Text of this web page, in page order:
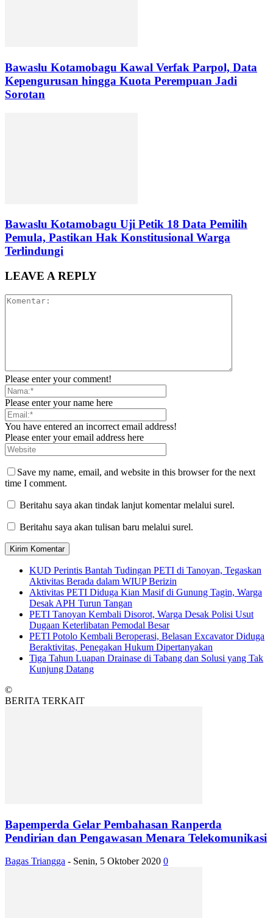
Bawaslu Kotamobagu Kawal Verfak Parpol, Data
Kepengurusan hingga Kuota Perempuan Jadi
Sorotan
Bawaslu Kotamobagu Uji Petik 18 Data Pemilih
Pemula, Pastikan Hak Konstitusional Warga
Terlindungi
LEAVE A REPLY
Please enter your comment!
Please enter your name here
You have entered an incorrect email address!
Please enter your email address here
Save my name, email, and website in this browser for the next
time I comment.
Beritahu saya akan tindak lanjut komentar melalui surel.
Beritahu saya akan tulisan baru melalui surel.
KUD Perintis Bantah Tudingan PETI di Tanoyan, Tegaskan
Aktivitas Berada dalam WIUP Berizin
Aktivitas PETI Diduga Kian Masif di Gunung Tagin, Warga
Desak APH Turun Tangan
PETI Tanoyan Kembali Disorot, Warga Desak Polisi Usut
Dugaan Keterlibatan Pemodal Besar
PETI Potolo Kembali Beroperasi, Belasan Excavator Diduga
Beraktivitas, Penegakan Hukum Dipertanyakan
Tiga Tahun Luapan Drainase di Tabang dan Solusi yang Tak
Kunjung Datang
©
BERITA TERKAIT
Bapemperda Gelar Pembahasan Ranperda
Pendirian dan Pengawasan Menara Telekomunikasi
Bagas Triangga - Senin, 5 Oktober 2020 0